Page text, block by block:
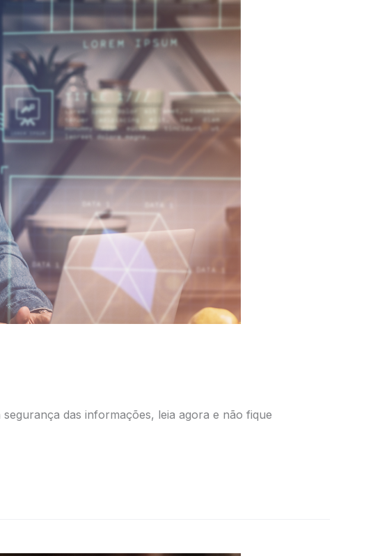
das informações, leia agora e não fique